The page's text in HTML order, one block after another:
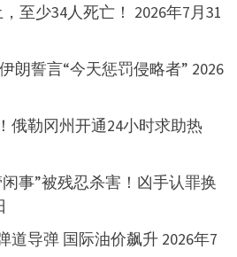
至少34人死亡！ 2026年7月31
朗誓言“今天惩罚侵略者” 2026
俄勒冈州开通24小时求助热
事”被残忍杀害！凶手认罪换
道导弹 国际油价飙升 2026年7